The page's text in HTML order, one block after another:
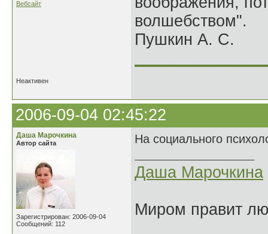
Вебсайт
волшебством".
Пушкин А. С.
Неактивен
2006-09-04 02:45:22
Даша Марочкина
Автор сайта
Зарегистрирован: 2006-09-04
Сообщений: 112
На социального
Даша Марочкина
Миром правит